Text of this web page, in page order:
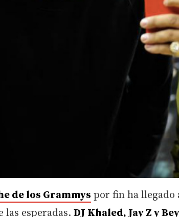
de los Grammys por fin ha llegado
las esperadas. DJ Khaled, Jay Z y